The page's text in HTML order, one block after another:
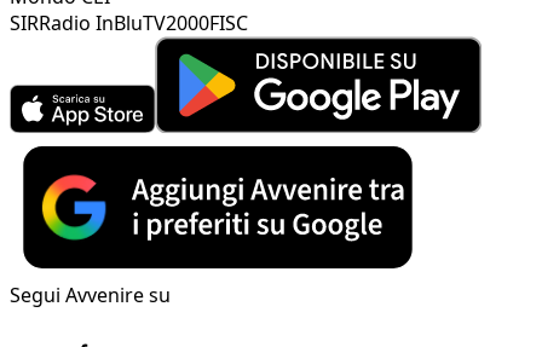
SIRRadio InBluTV2000FISC
Segui Avvenire su